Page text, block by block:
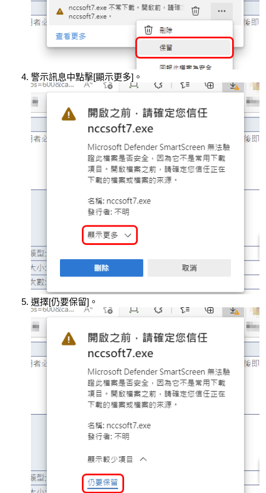
警示訊息中點擊[顯示更多]。
選擇[仍要保留]。